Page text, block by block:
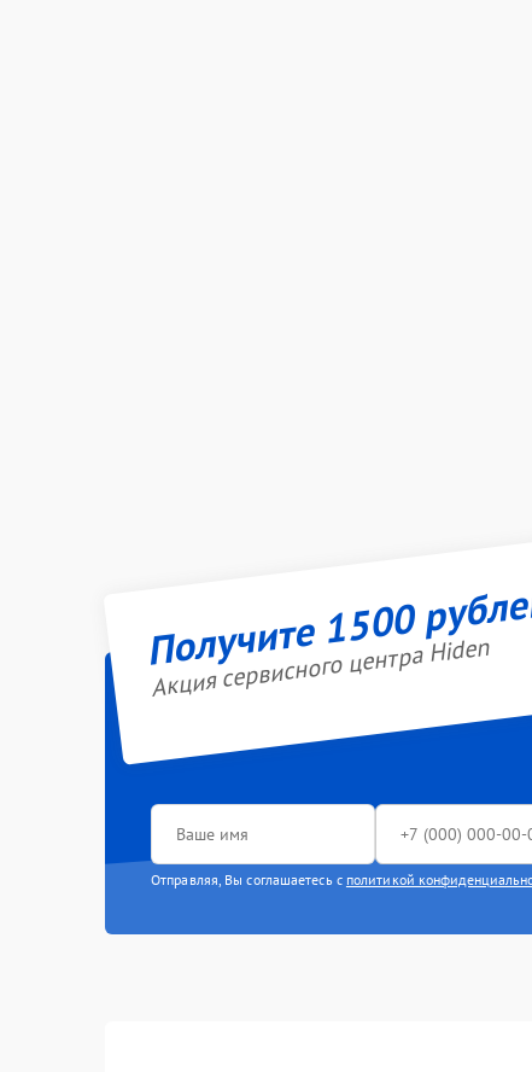
Получите 1500
Акция сервисного центра Hiden
Отправляя, Вы соглашаетесь с политикой